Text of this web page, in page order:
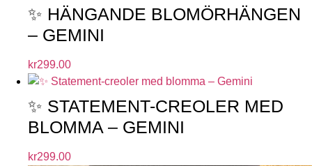
✨ HÄNGANDE BLOMÖRHÄNGEN
– GEMINI
kr299.00
✨ STATEMENT-CREOLER MED
BLOMMA – GEMINI
kr299.00